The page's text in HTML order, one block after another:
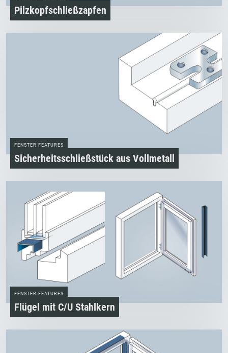
Pilzkopfschließzapfen
FENSTER FEATURES
Sicherheitsschließstück aus Vollmetall
FENSTER FEATURES
Flügel mit C/U­ Stahlkern